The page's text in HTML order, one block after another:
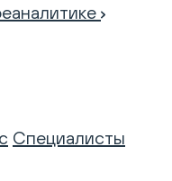
Специалисты